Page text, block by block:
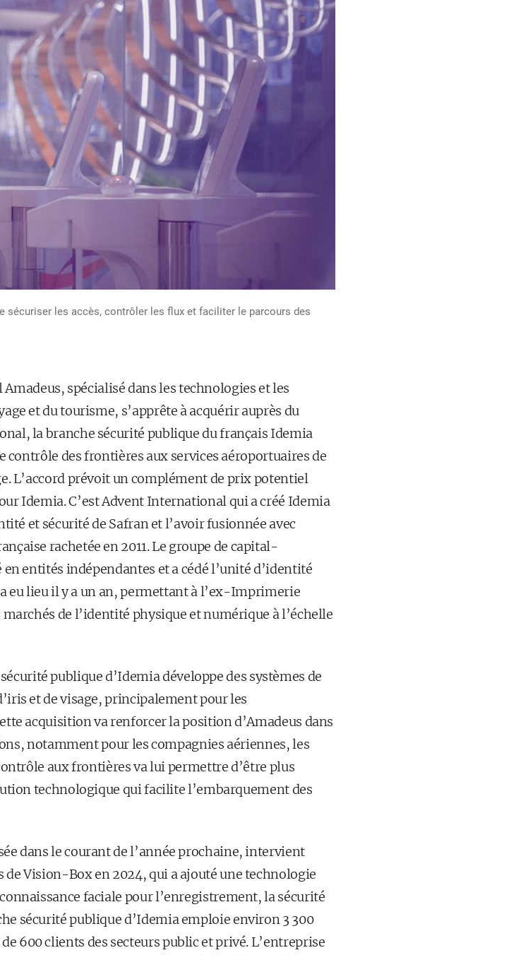
sécuriser les accès, contrôler les flux et faciliter le parcours des
Amadeus, spécialisé dans les technologies et les
et du tourisme, s’apprête à acquérir auprès du
la branche sécurité publique du français Idemia
des frontières aux services aéroportuaires de
L’accord prévoit un complément de prix potentiel
Idemia. C’est Advent International qui a créé Idemia
et sécurité de Safran et l’avoir fusionnée avec
rachetée en 2011. Le groupe de capital-
entités indépendantes et a cédé l’unité d’identité
eu lieu il y a un an, permettant à l’ex-Imprimerie
de l’identité physique et numérique à l’échelle
publique d’Idemia développe des systèmes de
et de visage, principalement pour les
acquisition va renforcer la position d’Amadeus dans
notamment pour les compagnies aériennes, les
aux frontières va lui permettre d’être plus
technologique qui facilite l’embarquement des
dans le courant de l’année prochaine, intervient
de Vision-Box en 2024, qui a ajouté une technologie
faciale pour l’enregistrement, la sécurité
sécurité publique d’Idemia emploie environ 3 300
600 clients des secteurs public et privé. L’entreprise